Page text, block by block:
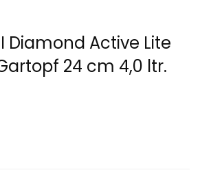
Diamond Active Lite
24 cm 4,0 ltr.